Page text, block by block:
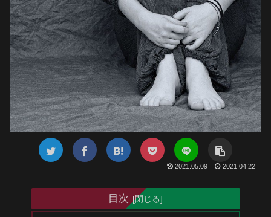
2021.05.09 2021.04.22
目次